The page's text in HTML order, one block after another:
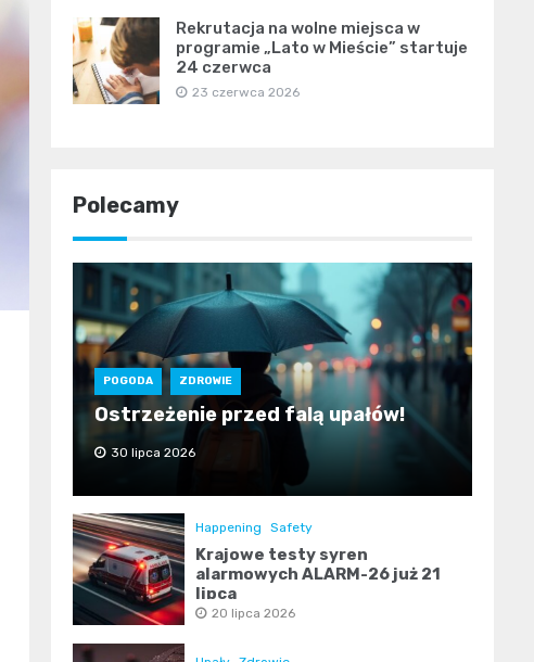
Rekrutacja na wolne miejsca w
programie „Lato w Mieście” startuje
24 czerwca
23 czerwca 2026
Polecamy
POGODA ZDROWIE
Ostrzeżenie przed falą upałów!
30 lipca 2026
Happening Safety
Krajowe testy syren
alarmowych ALARM-26 już 21
lipca
20 lipca 2026